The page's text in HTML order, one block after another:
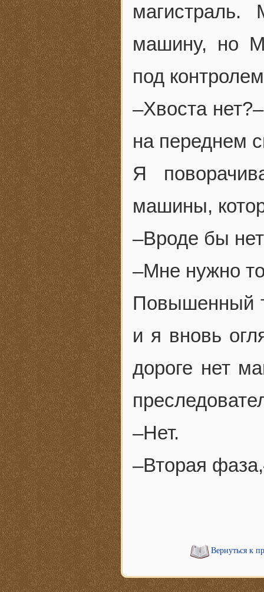
машину, но
под
–Хвоста
на переднем
Я
машины,
–Вроде бы
–Мне нужно
Повышенный
и я вновь
дороге нет
–Нет.
–Вторая
Вернуться к